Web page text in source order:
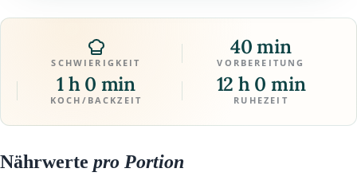
SCHWIERIGKEIT
40 min
VORBEREITUNG
1 h 0 min
KOCH/BACKZEIT
12 h 0 min
RUHEZEIT
Nährwerte pro Portion